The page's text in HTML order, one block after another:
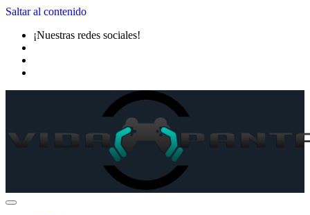
Saltar al contenido
¡Nuestras redes sociales!